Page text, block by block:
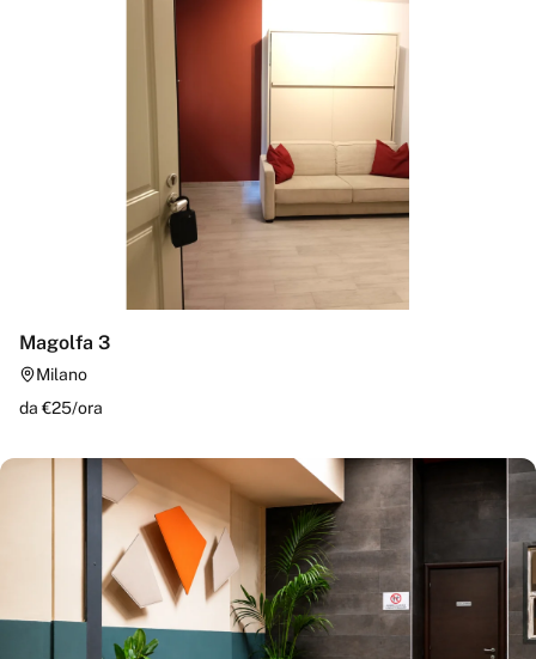
Magolfa 3
Milano
da €25/ora